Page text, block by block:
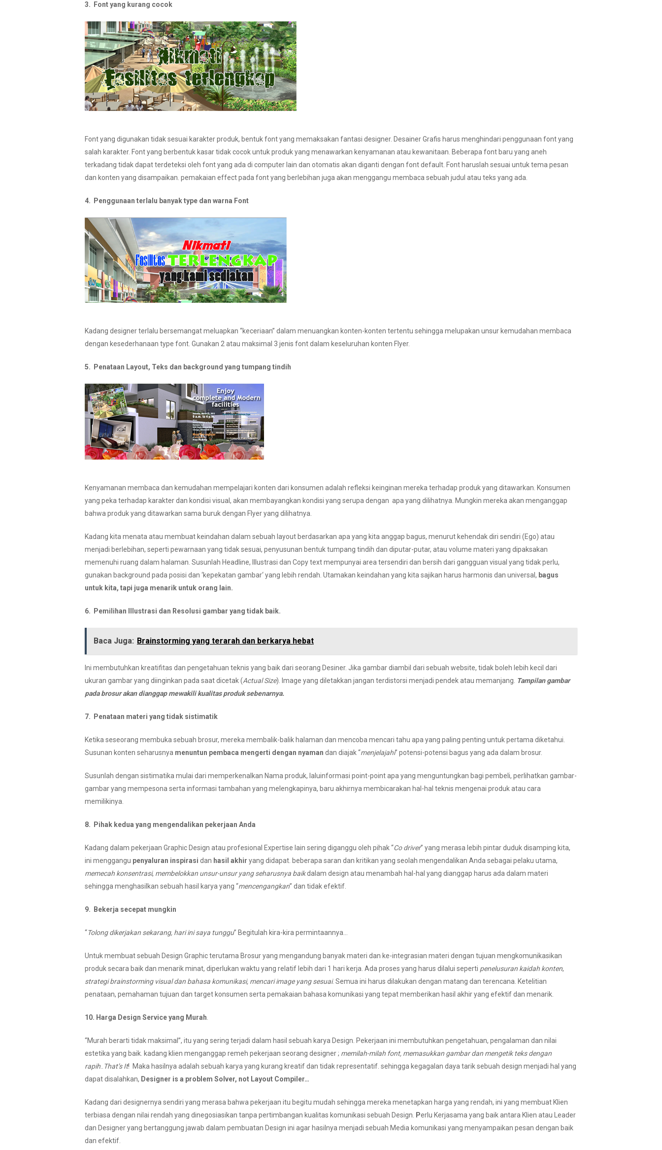
3. Font yang kurang cocok
Font yang digunakan tidak sesuai karakter produk, bentuk font yang memaksakan fantasi designer. Desainer Grafis harus menghindari penggunaan font yang
salah karakter. Font yang berbentuk kasar tidak cocok untuk produk yang menawarkan kenyamanan atau kewanitaan. Beberapa font baru yang aneh
terkadang tidak dapat terdeteksi oleh font yang ada di computer lain dan otomatis akan diganti dengan font default. Font haruslah sesuai untuk tema pesan
dan konten yang disampaikan. pemakaian effect pada font yang berlebihan juga akan menggangu membaca sebuah judul atau teks yang ada.
4. Penggunaan terlalu banyak type dan warna Font
Kadang designer terlalu bersemangat meluapkan “keceriaan” dalam menuangkan konten-konten tertentu sehingga melupakan unsur kemudahan membaca
dengan kesederhanaan type font. Gunakan 2 atau maksimal 3 jenis font dalam keseluruhan konten Flyer.
5. Penataan Layout, Teks dan background yang tumpang tindih
Kenyamanan membaca dan kemudahan mempelajari konten dari konsumen adalah refleksi keinginan mereka terhadap produk yang ditawarkan. Konsumen
yang peka terhadap karakter dan kondisi visual, akan membayangkan kondisi yang serupa dengan apa yang dilihatnya. Mungkin mereka akan menganggap
bahwa produk yang ditawarkan sama buruk dengan Flyer yang dilihatnya.
Kadang kita menata atau membuat keindahan dalam sebuah layout berdasarkan apa yang kita anggap bagus, menurut kehendak diri sendiri (Ego) atau
menjadi berlebihan, seperti pewarnaan yang tidak sesuai, penyusunan bentuk tumpang tindih dan diputar-putar, atau volume materi yang dipaksakan
memenuhi ruang dalam halaman. Susunlah Headline, Illustrasi dan Copy text mempunyai area tersendiri dan bersih dari gangguan visual yang tidak perlu,
gunakan background pada posisi dan ‘kepekatan gambar‘ yang lebih rendah. Utamakan keindahan yang kita sajikan harus harmonis dan universal, bagus
untuk kita, tapi juga menarik untuk orang lain.
6. Pemilihan Illustrasi dan Resolusi gambar yang tidak baik.
Baca Juga: Brainstorming yang terarah dan berkarya hebat
Ini membutuhkan kreatifitas dan pengetahuan teknis yang baik dari seorang Desiner. Jika gambar diambil dari sebuah website, tidak boleh lebih kecil dari
ukuran gambar yang diinginkan pada saat dicetak (Actual Size). Image yang diletakkan jangan terdistorsi menjadi pendek atau memanjang. Tampilan gambar
pada brosur akan dianggap mewakili kualitas produk sebenarnya.
7. Penataan materi yang tidak sistimatik
Ketika seseorang membuka sebuah brosur, mereka membalik-balik halaman dan mencoba mencari tahu apa yang paling penting untuk pertama diketahui.
Susunan konten seharusnya menuntun pembaca mengerti dengan nyaman dan diajak “menjelajahi” potensi-potensi bagus yang ada dalam brosur.
Susunlah dengan sistimatika mulai dari memperkenalkan Nama produk, laluinformasi point-point apa yang menguntungkan bagi pembeli, perlihatkan gambar-
gambar yang mempesona serta informasi tambahan yang melengkapinya, baru akhirnya membicarakan hal-hal teknis mengenai produk atau cara
memilikinya.
8. Pihak kedua yang mengendalikan pekerjaan Anda
Kadang dalam pekerjaan Graphic Design atau profesional Expertise lain sering diganggu oleh pihak “Co driver” yang merasa lebih pintar duduk disamping kita,
ini menggangu penyaluran inspirasi dan hasil akhir yang didapat. beberapa saran dan kritikan yang seolah mengendalikan Anda sebagai pelaku utama,
memecah konsentrasi, membelokkan unsur-unsur yang seharusnya baikdalam design atau menambah hal-hal yang dianggap harus ada dalam materi
sehingga menghasilkan sebuah hasil karya yang “mencengangkan” dan tidak efektif.
9. Bekerja secepat mungkin
“Tolong dikerjakan sekarang, hari ini saya tunggu” Begitulah kira-kira permintaannya…
Untuk membuat sebuah Design Graphic terutama Brosur yang mengandung banyak materi dan ke-integrasian materi dengan tujuan mengkomunikasikan
produk secara baik dan menarik minat, diperlukan waktu yang relatif lebih dari 1 hari kerja. Ada proses yang harus dilalui seperti penelusuran kaidah konten,
strategi brainstorming visual dan bahasa komunikasi, mencari image yang sesuai. Semua ini harus dilakukan dengan matang dan terencana. Ketelitian
penataan, pemahaman tujuan dan target konsumen serta pemakaian bahasa komunikasi yang tepat memberikan hasil akhir yang efektif dan menarik.
10. Harga Design Service yang Murah
“Murah berarti tidak maksimal”, itu yang sering terjadi dalam hasil sebuah karya Design. Pekerjaan ini membutuhkan pengetahuan, pengalaman dan nilai
estetika yang baik. kadang klien menganggap remeh pekerjaan seorang designer ; memilah-milah font, memasukkan gambar dan mengetik teks dengan
rapih That’s It! Maka hasilnya adalah sebuah karya yang kurang kreatif dan tidak representatif. sehingga kegagalan daya tarik sebuah design menjadi hal yang
dapat disalahkan, Designer is a problem Solver, not Layout Compiler…
Kadang dari designernya sendiri yang merasa bahwa pekerjaan itu begitu mudah sehingga mereka menetapkan harga yang rendah, ini yang membuat Klien
terbiasa dengan nilai rendah yang dinegosiasikan tanpa pertimbangan kualitas komunikasi sebuah Design.
Perlu Kerjasama yang baik antara Klien atau Leader
dan Designer yang bertanggung jawab dalam pembuatan Design ini agar hasilnya menjadi sebuah Media komunikasi yang menyampaikan pesan dengan baik
dan efektif.